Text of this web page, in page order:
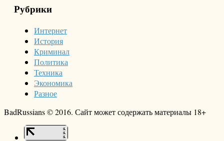
Рубрики
Интернет
История
Криминал
Политика
Техника
Экономика
Разное
BadRussians © 2016. Сайт может содержать материалы 18+